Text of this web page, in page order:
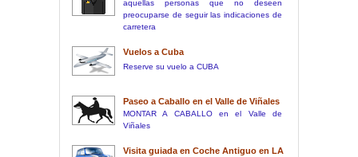
aquellas personas que no deseen
preocuparse de seguir las indicaciones de
carretera
Vuelos a Cuba
Reserve su vuelo a CUBA
Paseo a Caballo en el Valle de Viñales
MONTAR A CABALLO en el Valle de
Viñales
Visita guiada en Coche Antiguo en LA